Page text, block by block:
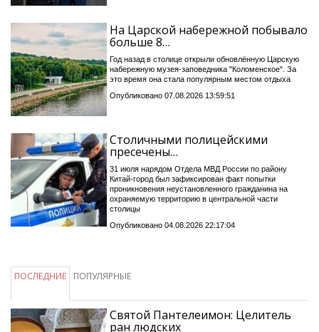
На Царской набережной побывало
больше 8…
Год назад в столице открыли обновлённую Царскую
набережную музея-заповедника "Коломенское". За
это время она стала популярным местом отдыха
Опубликовано 07.08.2026 13:59:51
Столичными полицейскими
пресечены…
31 июля нарядом Отдела МВД России по району
Китай-город был зафиксирован факт попытки
проникновения неустановленного гражданина на
охраняемую территорию в центральной части
столицы
Опубликовано 04.08.2026 22:17:04
ПОСЛЕДНИЕ ПОПУЛЯРНЫЕ
Святой Пантелеимон: Целитель
ран людских